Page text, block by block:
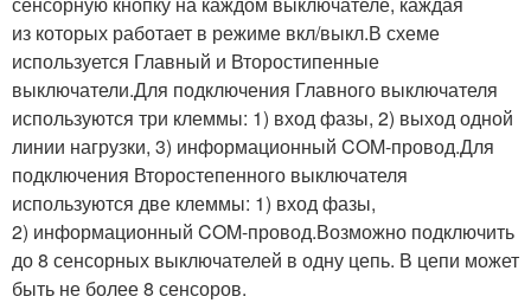
из которых работает в режиме вкл/выкл.В схеме
используется Главный и Второстипенные
выключатели.Для подключения Главного выключателя
используются три клеммы: 1) вход фазы, 2) выход одной
линии нагрузки, 3) информационный COM-провод.Для
подключения Второстепенного выключателя
используются две клеммы: 1) вход фазы,
2) информационный COM-провод.Возможно подключить
до 8 сенсорных выключателей в одну цепь. В цепи может
быть не более 8 сенсоров.